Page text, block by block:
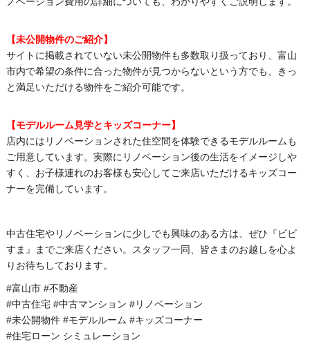
【未公開物件のご紹介】
サイトに掲載されていない未公開物件も多数取り扱っており、富山
市内で希望の条件に合った物件が見つからないという方でも、きっ
と満足いただける物件をご紹介可能です。
【モデルルーム見学とキッズコーナー】
店内にはリノベーションされた住空間を体験できるモデルルームも
ご用意しています。実際にリノベーション後の生活をイメージしや
すく、お子様連れのお客様も安心してご来店いただけるキッズコー
ナーを完備しています。
中古住宅やリノベーションに少しでも興味のある方は、ぜひ『ビビ
すま』までご来店ください。スタッフ一同、皆さまのお越しを心よ
りお待ちしております。
#富山市 #不動産
#中古住宅 #中古マンション #リノベーション
#未公開物件 #モデルルーム #キッズコーナー
#住宅ローン シミュレーション